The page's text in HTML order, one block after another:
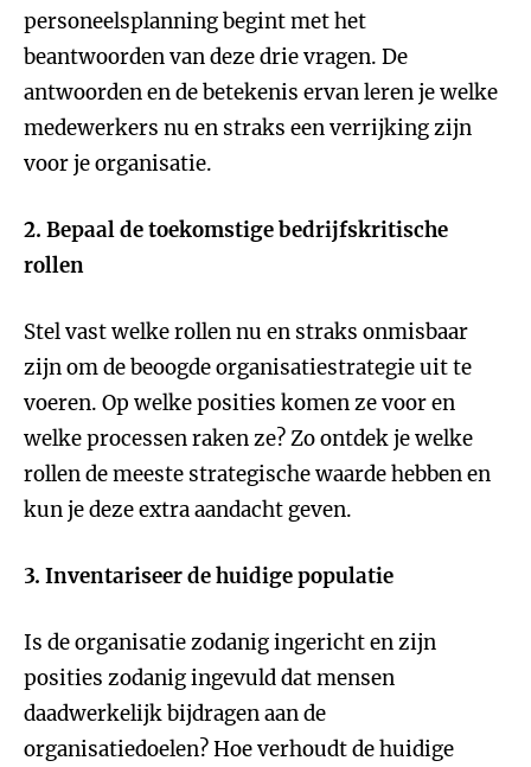
personeelsplanning begint met het
beantwoorden van deze drie vragen. De
antwoorden en de betekenis ervan leren je welke
medewerkers nu en straks een verrijking zijn
voor je organisatie.
2. Bepaal de toekomstige bedrijfskritische
rollen
Stel vast welke rollen nu en straks onmisbaar
zijn om de beoogde organisatiestrategie uit te
voeren. Op welke posities komen ze voor en
welke processen raken ze? Zo ontdek je welke
rollen de meeste strategische waarde hebben en
kun je deze extra aandacht geven.
3. Inventariseer de huidige populatie
Is de organisatie zodanig ingericht en zijn
posities zodanig ingevuld dat mensen
daadwerkelijk bijdragen aan de
organisatiedoelen? Hoe verhoudt de huidige